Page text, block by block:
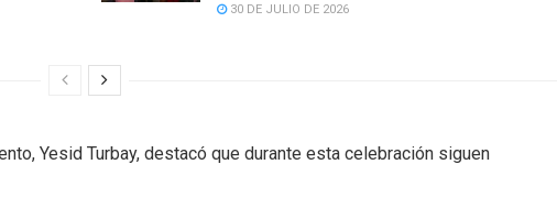
30 DE JULIO DE 2026
Yesid Turbay, destacó que durante esta celebración siguen